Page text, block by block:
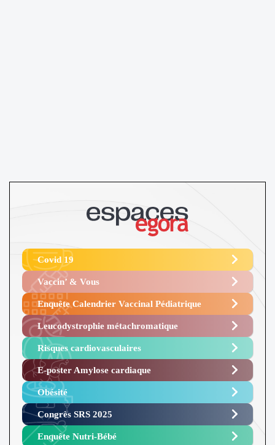
Covid 19
Vaccin’ & Vous
Enquête Calendrier Vaccinal Pédiatrique
Leucodystrophie métachromatique
Risques cardiovasculaires
E-poster Amylose cardiaque ​
Obésité ​
Congrès SRS 2025 ​
Enquête Nutri-Bébé ​